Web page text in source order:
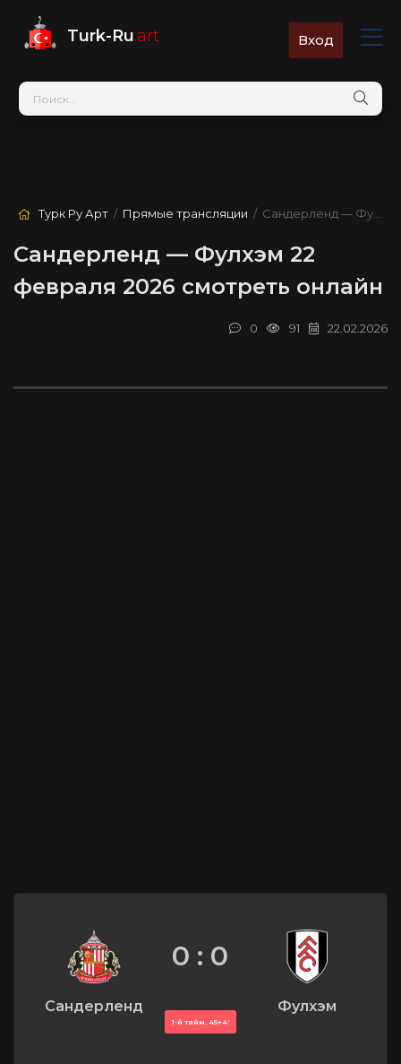
Turk-Ru.art Вход
Турк Ру Арт / Прямые трансляции / Сандерленд — Фулхэм
Сандерленд — Фулхэм 22
февраля 2026 смотреть онлайн
22.02.2026
91
0
Сандерленд
0 : 0
1-й тайм, 45+4'
Фулхэм